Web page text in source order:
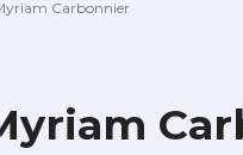
Carbonnier